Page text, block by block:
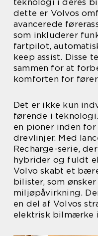
teknologi i deres
dette er Volvos
avancerede
som inkluderer
fartpilot,
keep assist. Disse
sammen for at
komforten for
Det er ikke kun
førende i
en pioner inden
drevlinjer. Med
Recharge-serie,
hybrider og fuldt
Volvo skabt et
bilister, som
miljøpåvirkning.
en del af Volvos
elektrisk bilmærke